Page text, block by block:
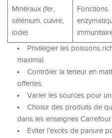
Minéraux (fer,
sélénium, cuivre,
iode)
Fonctions
Privilégier les poissons
maximal.
Contrôler la teneur en
offertes.
Varier les sources pour
Choisir des produits de
dans les enseignes
Éviter l’excès de panure